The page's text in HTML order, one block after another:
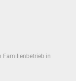
Familienbetrieb in